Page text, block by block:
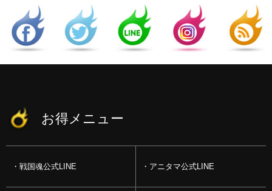
お得メニュー
戦国魂公式LINE アニタマ公式LINE